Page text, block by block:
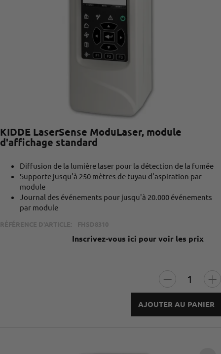
KIDDE LaserSense ModuLaser, module
d'affichage standard
Diffusion de la lumière laser pour la détection de la fumée
Supporte jusqu'à 250 mètres de tuyau d'aspiration par
module
Journal des événements pour jusqu'à 20.000 événements
par module
RÉFÉRENCE D'ARTICLE: FHSD8310
Inscrivez-vous ici pour voir les prix
AJOUTER AU PANIER